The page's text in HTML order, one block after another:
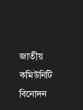
জাতীয়
কমিউনিটি
বিনোদন